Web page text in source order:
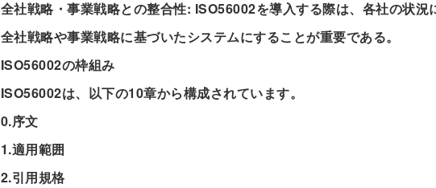
全社戦略・事業戦略との整合性: ISO56002を導入する際は、各社の状況
全社戦略や事業戦略に基づいたシステムにすることが重要である。
ISO56002の枠組み
ISO56002は、以下の10章から構成されています。
0.序文
1.適用範囲
2.引用規格